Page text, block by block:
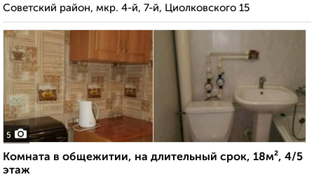
Советский район, мкр. 4-й, 7-й, Циолковского 15
5
Комната в общежитии, на длительный срок, 18м², 4/5
этаж